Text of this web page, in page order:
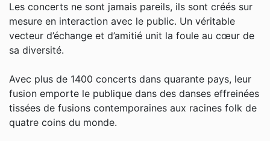
Les concerts ne sont jamais pareils, ils sont créés sur
mesure en interaction avec le public. Un véritable
vecteur d’échange et d’amitié unit la foule au cœur de
sa diversité.
Avec plus de 1400 concerts dans quarante pays, leur
fusion emporte le publique dans des danses effreinées
tissées de fusions contemporaines aux racines folk de
quatre coins du monde.